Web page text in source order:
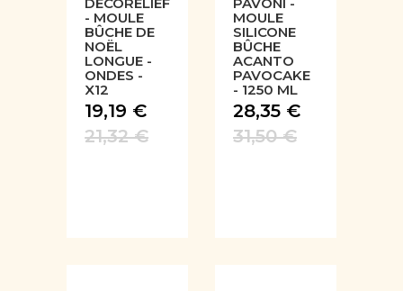
- MOULE
BÛCHE DE
NOËL
LONGUE -
ONDES -
X12
19,19 €
21,32 €
MOULE
SILICONE
BÛCHE
ACANTO
PAVOCAKE
- 1250 ML
28,35 €
31,50 €